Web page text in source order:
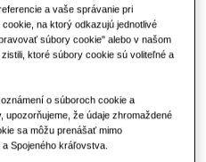
a vaše správanie pri
na ktorý odkazujú jednotlivé
súbory cookie" alebo v našom
ktoré súbory cookie sú voliteľné a
o súboroch cookie a
upozorňujeme, že údaje zhromaždené
sa môžu prenášať mimo
Spojeného kráľovstva.